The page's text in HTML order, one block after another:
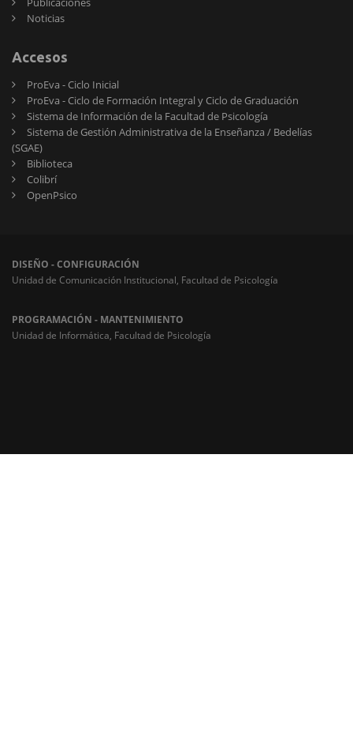
Noticias
Accesos
ProEva - Ciclo Inicial
ProEva - Ciclo de Formación Integral y Ciclo de Graduación
Sistema de Información de la Facultad de Psicología
Sistema de Gestión Administrativa de la Enseñanza / Bedelías
(SGAE)
Biblioteca
Colibrí
OpenPsico
DISEÑO - CONFIGURACIÓN
Unidad de Comunicación Institucional, Facultad de Psicología
PROGRAMACIÓN - MANTENIMIENTO
Unidad de Informática, Facultad de Psicología